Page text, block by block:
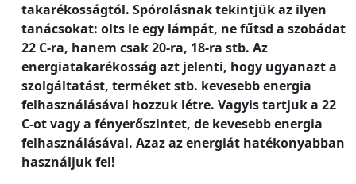
takarékosságtól. Spórolásnak tekintjük az ilyen
tanácsokat: olts le egy lámpát, ne fűtsd a szobádat
22 C-ra, hanem csak 20-ra, 18-ra stb. Az
energiatakarékosság azt jelenti, hogy ugyanazt a
szolgáltatást, terméket stb. kevesebb energia
felhasználásával hozzuk létre. Vagyis tartjuk a 22
C-ot vagy a fényerőszintet, de kevesebb energia
felhasználásával. Azaz az energiát hatékonyabban
használjuk fel!